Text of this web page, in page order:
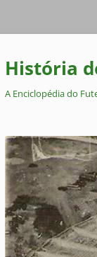
Pular
conteúdo
História
A Enciclopédia do